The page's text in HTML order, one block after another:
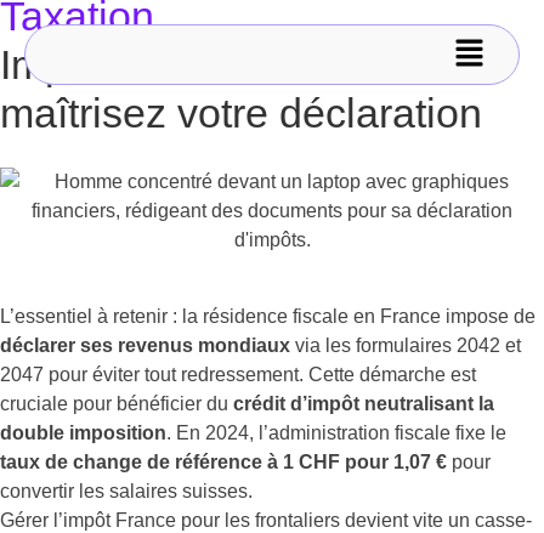
Taxation
Impôt frontalier France :
maîtrisez votre déclaration
L’essentiel à retenir : la résidence fiscale en France impose de
déclarer ses revenus mondiaux via les formulaires 2042 et
2047 pour éviter tout redressement. Cette démarche est
cruciale pour bénéficier du crédit d’impôt neutralisant la
double imposition. En 2024, l’administration fiscale fixe le
taux de change de référence à 1 CHF pour 1,07 € pour
convertir les salaires suisses.
Gérer l’impôt France pour les frontaliers devient vite un casse-